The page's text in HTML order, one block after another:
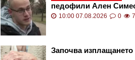
педофили Ален
тактика не включва
10:00 07.08.2026 0
Започва изплащането